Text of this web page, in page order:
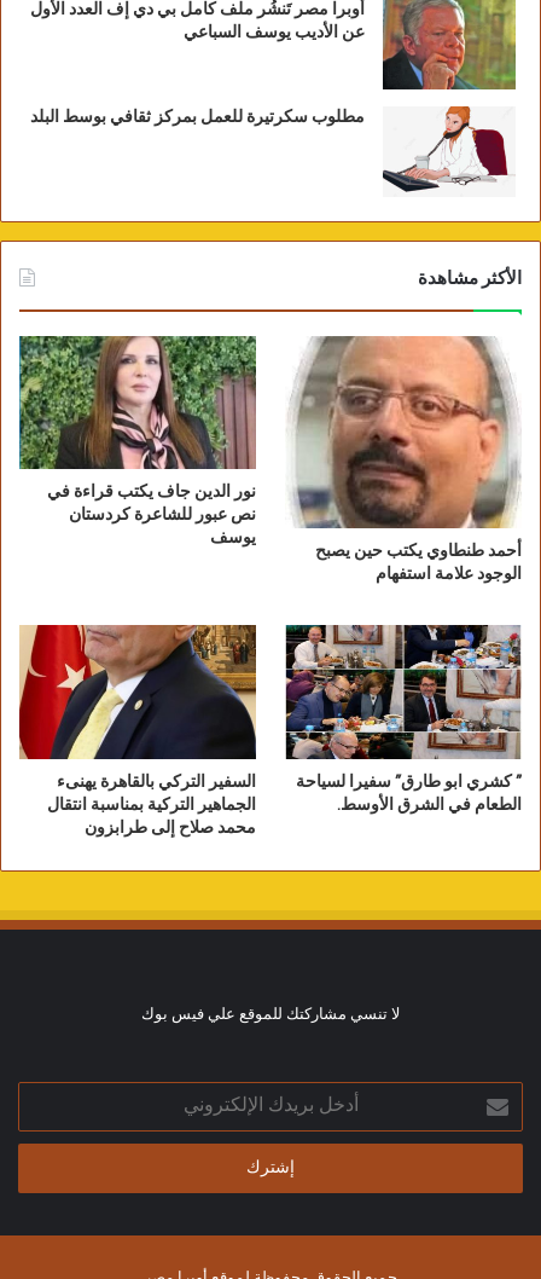
أوبرا مصر تَنشُر ملف كامل بي دي إف العدد الأول
عن الأديب يوسف السباعي
مطلوب سكرتيرة للعمل بمركز ثقافي بوسط البلد
الأكثر مشاهدة
أحمد طنطاوي يكتب حين يصبح
الوجود علامة استفهام
نور الدين جاف يكتب قراءة في
نص عبور للشاعرة كردستان
يوسف
” كشري ابو طارق” سفيرا لسياحة
الطعام في الشرق الأوسط.
السفير التركي بالقاهرة يهنىء
الجماهير التركية بمناسبة انتقال
محمد صلاح إلى طرابزون
لا تنسي مشاركتك للموقع علي فيس بوك
أدخل
بريدك
الإلكتروني